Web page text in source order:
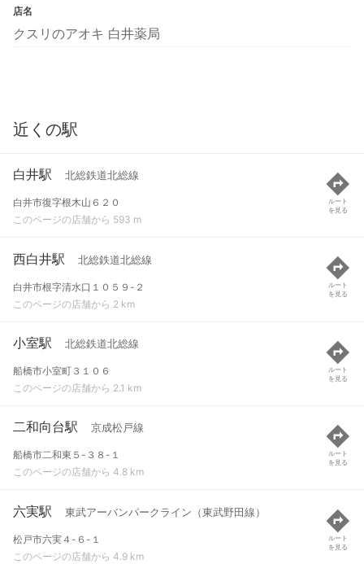
店名
クスリのアオキ 白井薬局
近くの駅
白井駅 北総鉄道北総線
白井市復字根木山６２０
このページの店舗から 593 m
ルート
を見る
西白井駅 北総鉄道北総線
白井市根字清水口１０５９-２
このページの店舗から 2 km
ルート
を見る
小室駅 北総鉄道北総線
船橋市小室町３１０６
このページの店舗から 2.1 km
ルート
を見る
二和向台駅 京成松戸線
船橋市二和東５-３８-１
このページの店舗から 4.8 km
ルート
を見る
六実駅 東武アーバンパークライン（東武野田線）
松戸市六実４-６-１
このページの店舗から 4.9 km
ルート
を見る